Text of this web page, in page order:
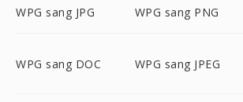
WPG sang JPG WPG sang PNG
WPG sang DOC WPG sang JPEG